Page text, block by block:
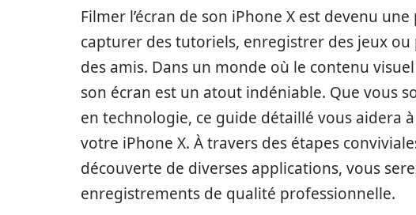
Filmer l’écran de son iPhone X est devenu
capturer des tutoriels, enregistrer des jeux
des amis. Dans un monde où le contenu
son écran est un atout indéniable. Que vous
en technologie, ce guide détaillé vous aidera
votre iPhone X. À travers des étapes
découverte de diverses applications, vous
enregistrements de qualité professionnelle.